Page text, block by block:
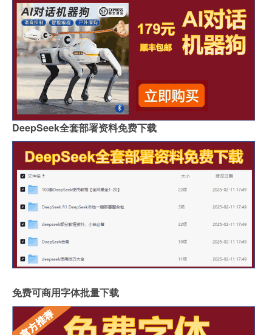
DeepSeek全套部署资料免费下载
免费可商用字体批量下载